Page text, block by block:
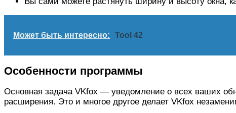
Может быть интересно: Tool 42
Особенности программы
Основная задача VKfox — уведомление о всех ваших
расширения. Это и многое другое делает VKfox